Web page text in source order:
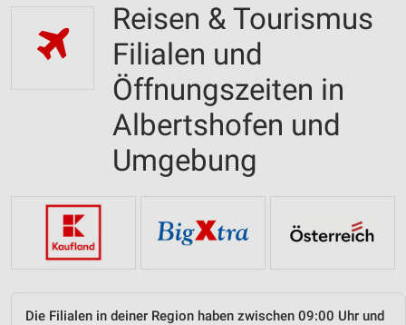
Reisen & Tourismus
Filialen und
Öffnungszeiten in
Albertshofen und
Umgebung
Die Filialen in deiner Region haben zwischen 09:00 Uhr und